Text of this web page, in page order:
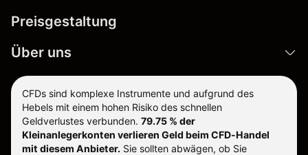
Preisgestaltung
Über uns
CFDs sind komplexe Instrumente und aufgrund des
Hebels mit einem hohen Risiko des schnellen
Geldverlustes verbunden. 79.75 % der
Kleinanlegerkonten verlieren Geld beim CFD-Handel
mit diesem Anbieter. Sie sollten abwägen, ob Sie